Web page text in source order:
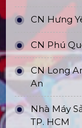
CN Hưng
CN Phú
CN Long
An
Nhà Máy
TP. HCM